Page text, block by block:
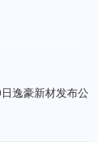
逸豪新材发布公